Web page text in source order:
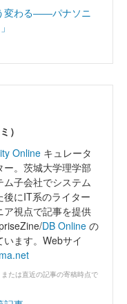
変わる――パナソニ
）
Online キュレータ
。茨城大学理学部
子会社でシステム
後にIT系のライター
ア視点で記事を提供
DB Online の
ます。Webサイ
たは直近の記事の寄稿時点で